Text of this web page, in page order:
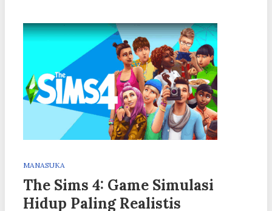
MANASUKA
The Sims 4: Game Simulasi
Hidup Paling Realistis